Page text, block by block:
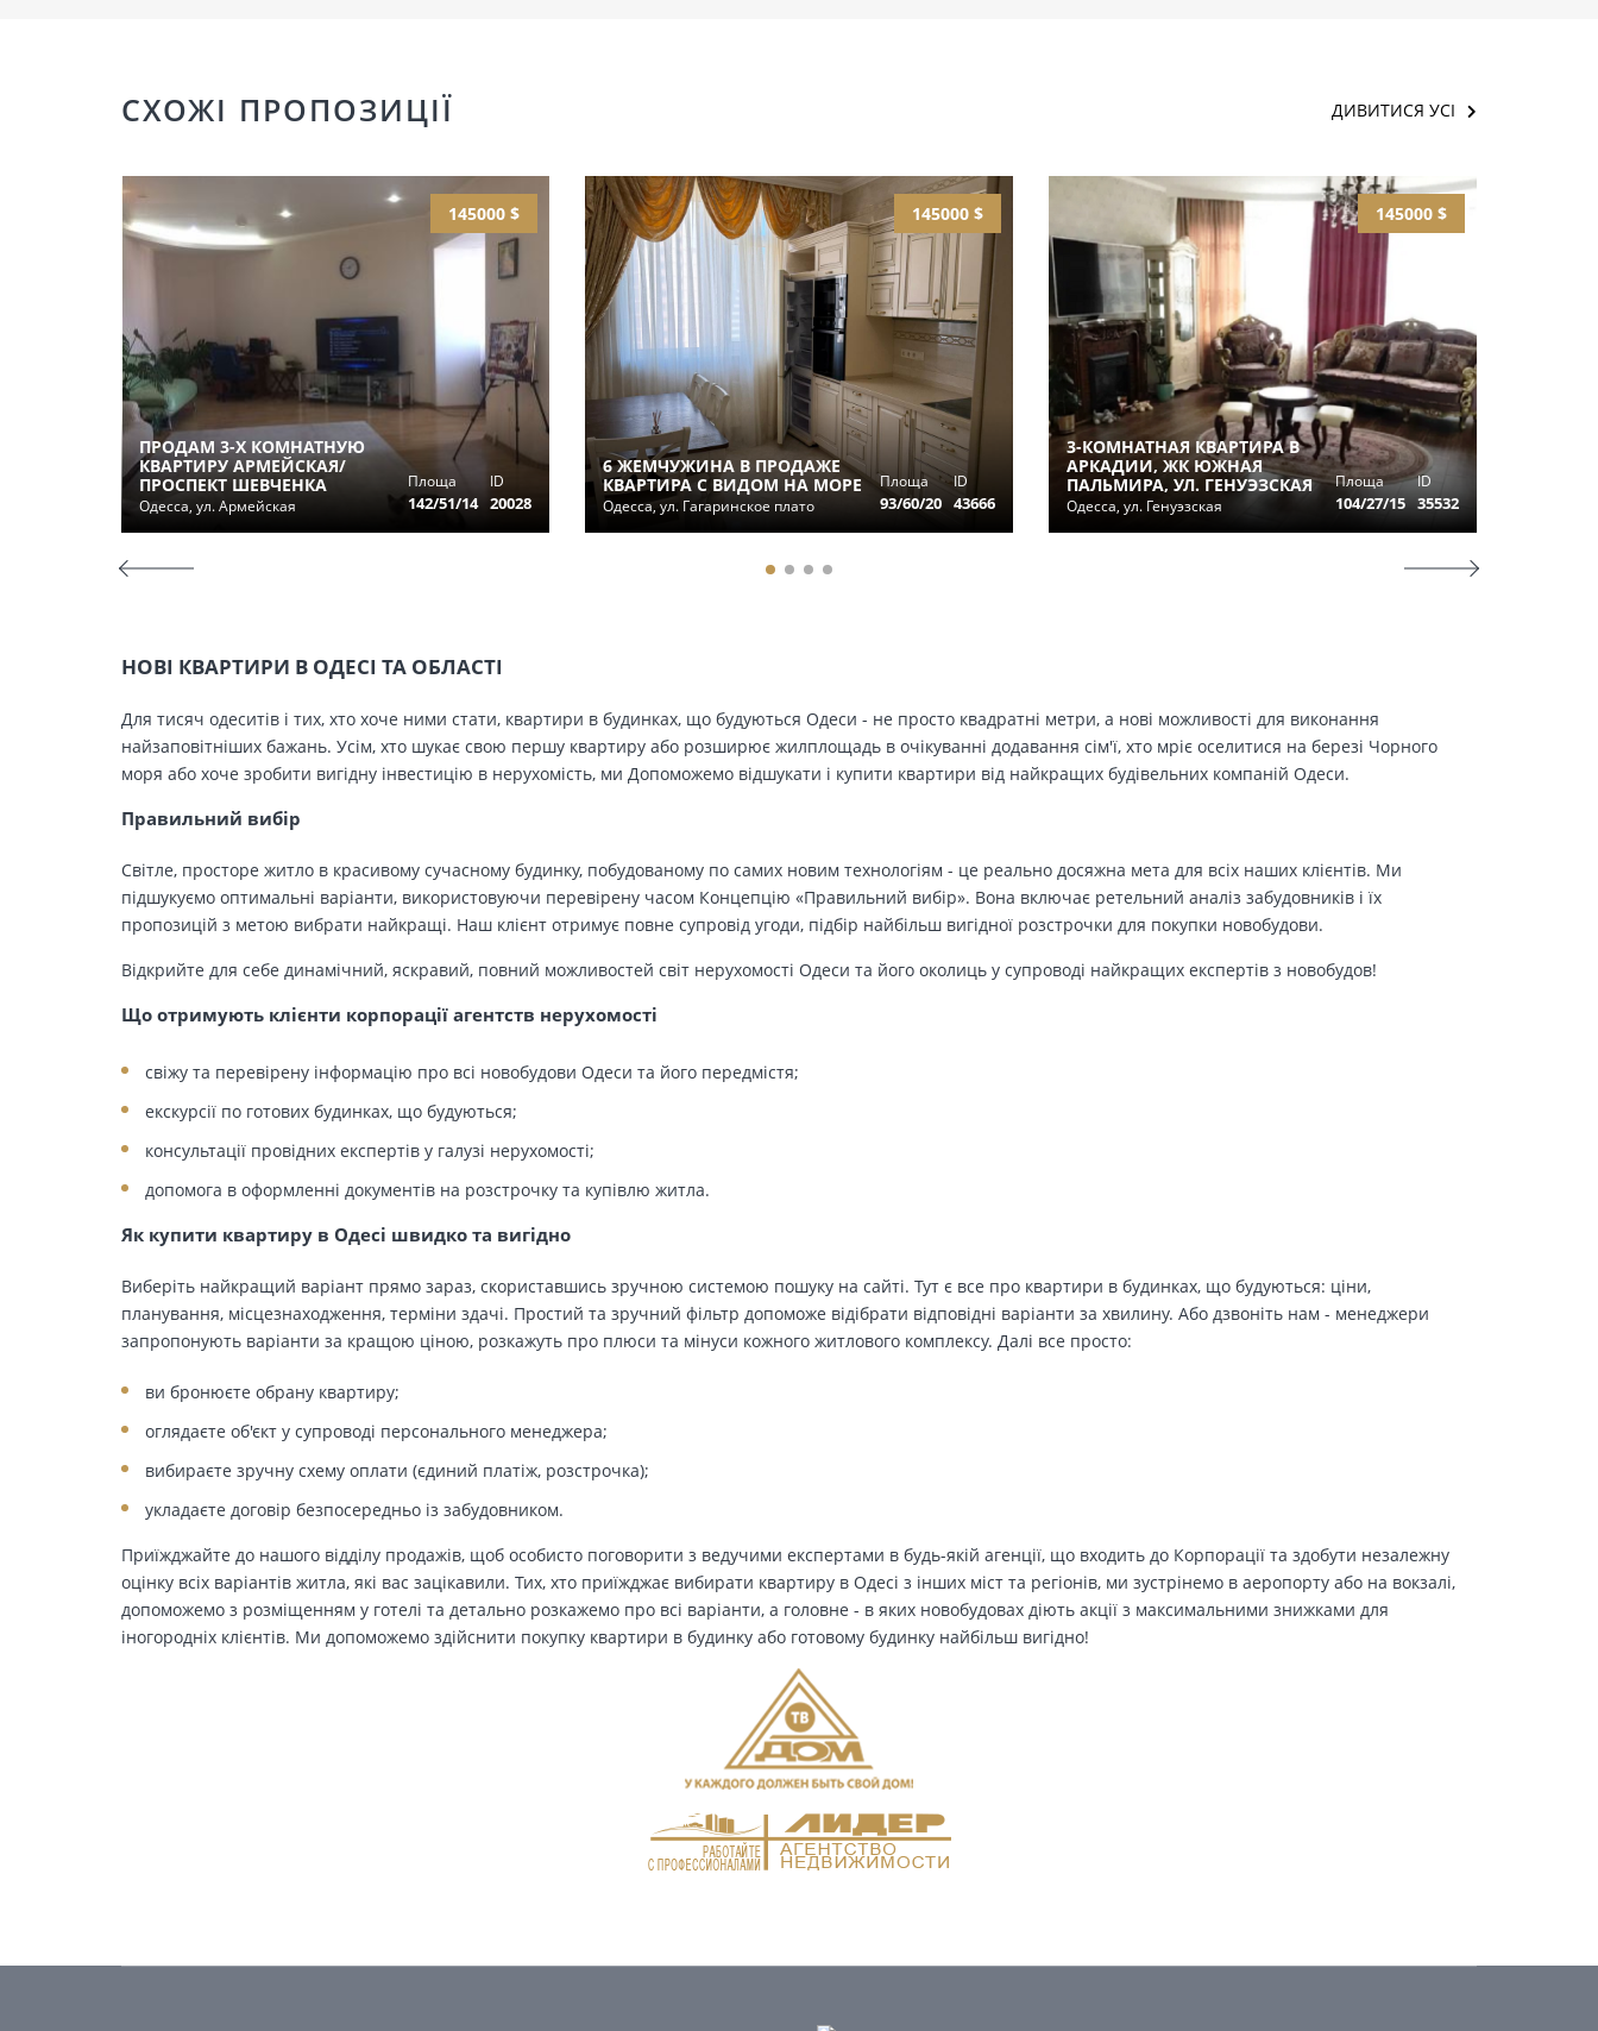
СХОЖІ ПРОПОЗИЦІЇ ДИВИТИСЯ УСІ
145000 $
ПРОДАМ 3-Х КОМНАТНУЮ
КВАРТИРУ АРМЕЙСКАЯ/
ПРОСПЕКТ ШЕВЧЕНКА
Одесса, ул. Армейская
Площа
142/51/14
ID
20028
145000 $
6 ЖЕМЧУЖИНА В ПРОДАЖЕ
КВАРТИРА С ВИДОМ НА МОРЕ
Одесса, ул. Гагаринское плато
Площа
93/60/20
ID
43666
145000 $
3-КОМНАТНАЯ КВАРТИРА В
АРКАДИИ, ЖК ЮЖНАЯ
ПАЛЬМИРА, УЛ. ГЕНУЭЗСКАЯ
Одесса, ул. Генуэзская
Площа
104/27/15
ID
35532
НОВІ КВАРТИРИ В ОДЕСІ ТА ОБЛАСТІ
Для тисяч одеситів і тих, хто хоче ними стати, квартири в будинках, що будуються Одеси - не просто квадратні метри, а нові можливості для виконання
найзаповітніших бажань. Усім, хто шукає свою першу квартиру або розширює жилплощадь в очікуванні додавання сім'ї, хто мріє оселитися на березі Чорного
моря або хоче зробити вигідну інвестицію в нерухомість, ми Допоможемо відшукати і купити квартири від найкращих будівельних компаній Одеси.
Правильний вибір
Світле, просторе житло в красивому сучасному будинку, побудованому по самих новим технологіям - це реально досяжна мета для всіх наших клієнтів. Ми
підшукуємо оптимальні варіанти, використовуючи перевірену часом Концепцію «Правильний вибір». Вона включає ретельний аналіз забудовників і їх
пропозицій з метою вибрати найкращі. Наш клієнт отримує повне супровід угоди, підбір найбільш вигідної розстрочки для покупки новобудови.
Відкрийте для себе динамічний, яскравий, повний можливостей світ нерухомості Одеси та його околиць у супроводі найкращих експертів з новобудов!
Що отримують клієнти корпорації агентств нерухомості
свіжу та перевірену інформацію про всі новобудови Одеси та його передмістя;
екскурсії по готових будинках, що будуються;
консультації провідних експертів у галузі нерухомості;
допомога в оформленні документів на розстрочку та купівлю житла.
Як купити квартиру в Одесі швидко та вигідно
Виберіть найкращий варіант прямо зараз, скориставшись зручною системою пошуку на сайті. Тут є все про квартири в будинках, що будуються: ціни,
планування, місцезнаходження, терміни здачі. Простий та зручний фільтр допоможе відібрати відповідні варіанти за хвилину. Або дзвоніть нам - менеджери
запропонують варіанти за кращою ціною, розкажуть про плюси та мінуси кожного житлового комплексу. Далі все просто:
ви бронюєте обрану квартиру;
оглядаєте об'єкт у супроводі персонального менеджера;
вибираєте зручну схему оплати (єдиний платіж, розстрочка);
укладаєте договір безпосередньо із забудовником.
Приїжджайте до нашого відділу продажів, щоб особисто поговорити з ведучими експертами в будь-якій агенції, що входить до Корпорації та здобути незалежну
оцінку всіх варіантів житла, які вас зацікавили. Тих, хто приїжджає вибирати квартиру в Одесі з інших міст та регіонів, ми зустрінемо в аеропорту або на вокзалі,
допоможемо з розміщенням у готелі та детально розкажемо про всі варіанти, а головне - в яких новобудовах діють акції з максимальними знижками для
іногородніх клієнтів. Ми допоможемо здійснити покупку квартири в будинку або готовому будинку найбільш вигідно!